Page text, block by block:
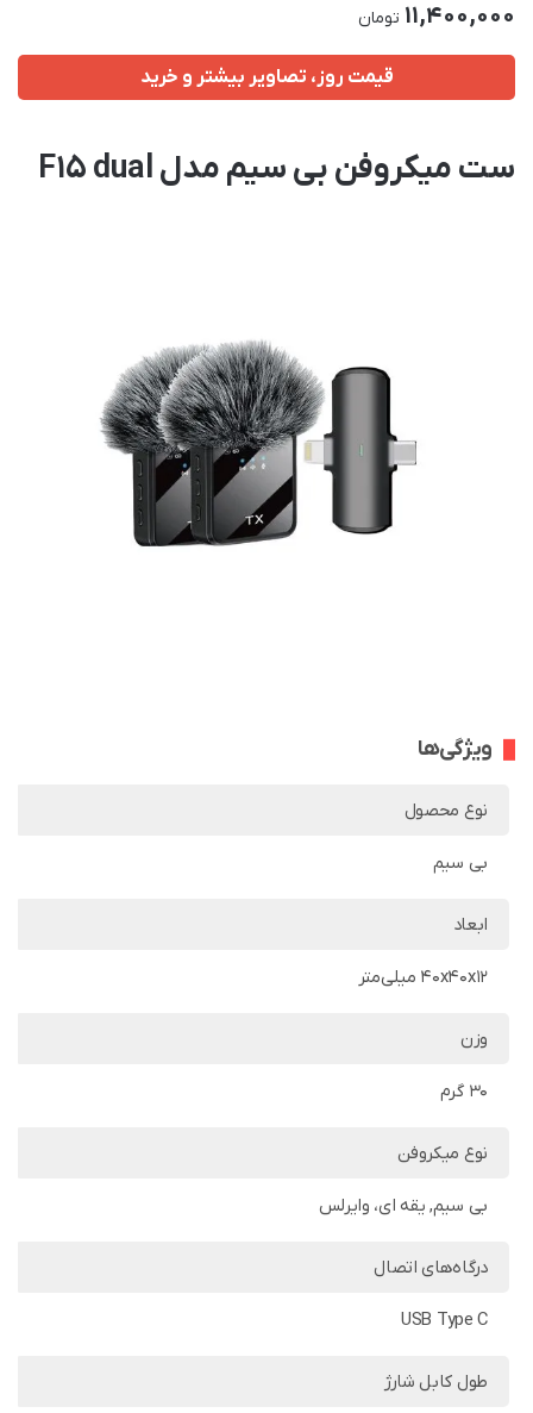
11,400,000 تومان
قیمت روز، تصاویر بیشتر و خرید
ست میکروفن بی سیم مدل F15 dual
ویژگی‌ها
نوع محصول
بی سیم
ابعاد
40x40x12 میلی‌متر
وزن
30 گرم
نوع میکروفن
بی سیم, یقه ای، وایرلس
درگاه‌های اتصال
USB Type C
طول کابل شارژ